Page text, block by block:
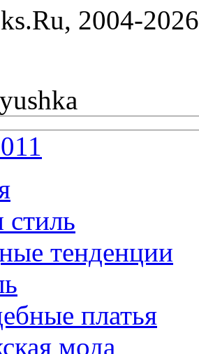
2004-2026
тенденции
платья
мода